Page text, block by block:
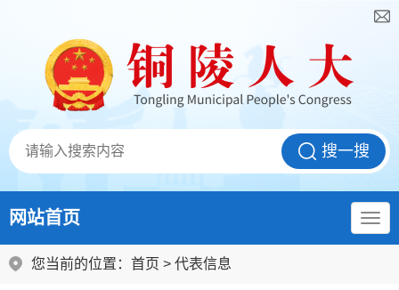
网站首页
您当前的位置： 首页 > 代表信息